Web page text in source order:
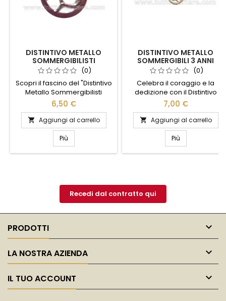
DISTINTIVO METALLO
SOMMERGIBILISTI
MARINAIO (0)
Scopri il fascino del "Distintivo
Metallo Sommergibilisti
Marinaio", un simbolo di
orgoglio e tradizione
marinaresca. Realizzato con
materiali di alta qualità,
questo distintivo cattura
l'essenza dell'avventura
subacquea e del coraggio. Il
valorosi sommergibilisti,
perfetto per collezionisti e...
6,50 €
 Aggiungi al carrello
Più
DISTINTIVO METALLO
SOMMERGIBILI 3 ANNI
MARINA MILITARE
(0)
Celebra il coraggio e la
dedizione con il Distintivo
Metallo Sommergibili 3 anni
della Marina Militare. Questo
distintivo, realizzato con
materiali di alta qualità,
rappresenta un simbolo di
onore e impegno per chi ha
servito con distinzione a
dettagliato riflette la
tradizione e l'orgoglio della
Marina...
7,00 €
 Aggiungi al carrello
Più
Recedi dal contratto qui
PRODOTTI 
LA NOSTRA AZIENDA 
IL TUO ACCOUNT 